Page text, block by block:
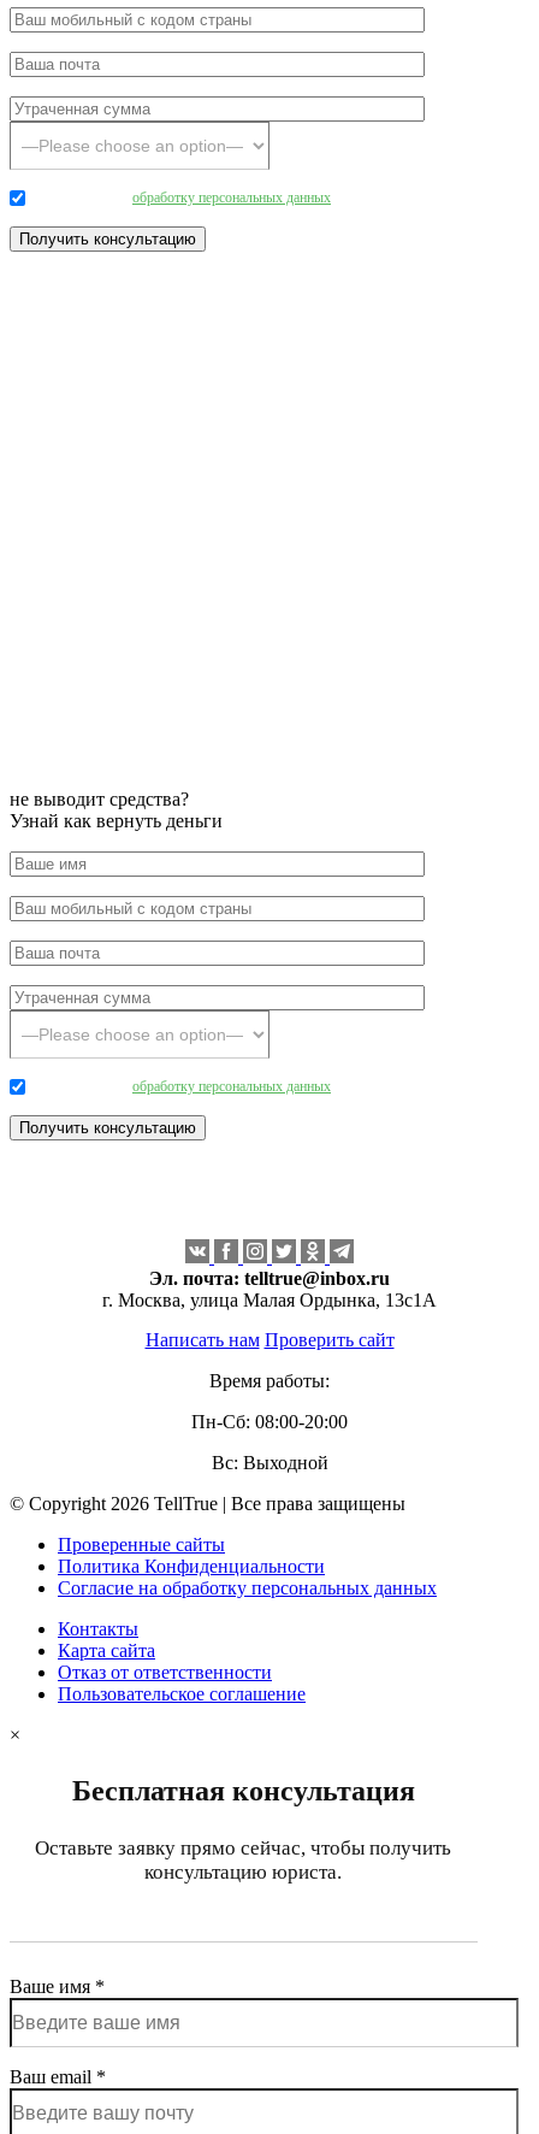
обработку персональных данных
не выводит средства?
Узнай как вернуть деньги
обработку персональных данных
Эл. почта: telltrue@inbox.ru
г. Москва, улица Малая Ордынка, 13с1А
Написать нам Проверить сайт
Время работы:
Пн-Сб: 08:00-20:00
Вс: Выходной
© Copyright 2026 TellTrue | Все права защищены
Проверенные сайты
Политика Конфиденциальности
Согласие на обработку персональных данных
Контакты
Карта сайта
Отказ от ответственности
Пользовательское соглашение
×
Бесплатная консультация
Оставьте заявку прямо сейчас, чтобы получить
консультацию юриста.
Ваше имя *
Ваш email *